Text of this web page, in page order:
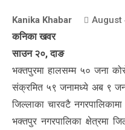
Kanika Khabar August
कनिका खवर
साउन २०, दाङ
भक्तपुरमा हालसम्म ५० जना
संक्रमित ५९ जनामध्ये अब ९
जिल्लाका चारवटै
भक्तपुर नगरपालिका क्षेत्रमा